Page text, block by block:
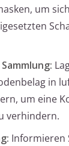
um
in
um eine
verhindern.
Informieren